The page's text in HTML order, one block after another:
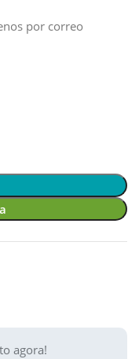
por correo
agora!